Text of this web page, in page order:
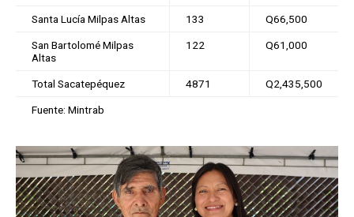
Santa Lucía Milpas Altas 133 Q66,500
San Bartolomé Milpas
Altas
122 Q61,000
Total Sacatepéquez 4871 Q2,435,500
Fuente: Mintrab